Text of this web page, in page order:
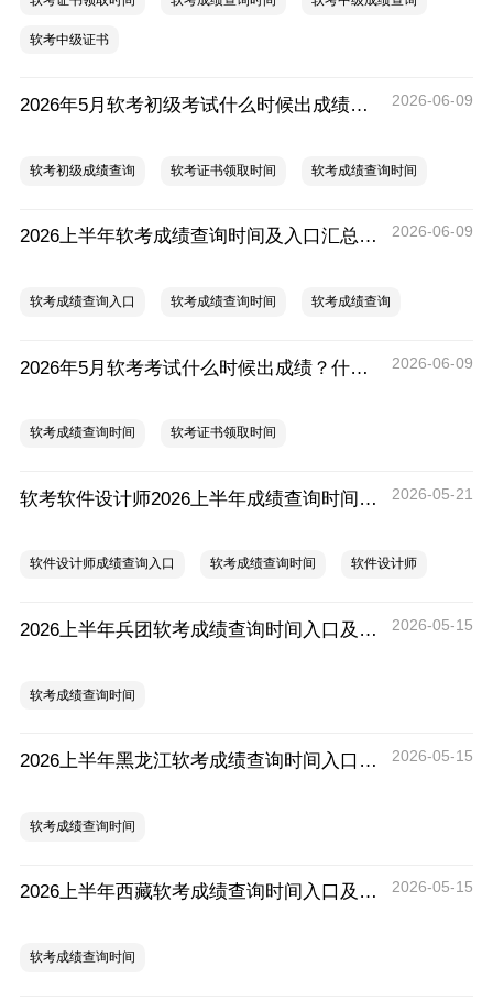
软考中级证书
2026年5月软考初级考试什么时候出成绩？什么时候领证？ 2026-06-09
软考初级成绩查询 软考证书领取时间 软考成绩查询时间
2026上半年软考成绩查询时间及入口汇总（全国各省） 2026-06-09
软考成绩查询入口 软考成绩查询时间 软考成绩查询
2026年5月软考考试什么时候出成绩？什么时候领证？ 2026-06-09
软考成绩查询时间 软考证书领取时间
软考软件设计师2026上半年成绩查询时间及入口 2026-05-21
软件设计师成绩查询入口 软考成绩查询时间 软件设计师
2026上半年兵团软考成绩查询时间入口及分数线 2026-05-15
软考成绩查询时间
2026上半年黑龙江软考成绩查询时间入口及分数线 2026-05-15
软考成绩查询时间
2026上半年西藏软考成绩查询时间入口及分数线 2026-05-15
软考成绩查询时间